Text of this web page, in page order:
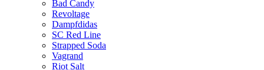
Bad Candy
Revoltage
Dampfdidas
SC Red Line
Strapped Soda
Vagrand
Riot Salt